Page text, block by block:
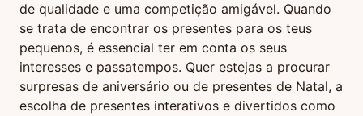
de qualidade e uma competição amigável. Quando
se trata de encontrar os presentes para os teus
pequenos, é essencial ter em conta os seus
interesses e passatempos. Quer estejas a procurar
surpresas de aniversário ou de presentes de Natal, a
escolha de presentes interativos e divertidos como